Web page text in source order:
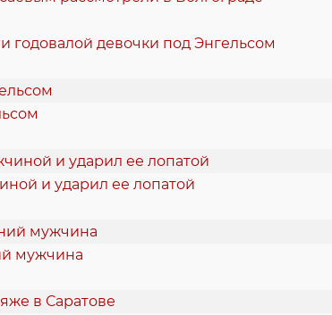
годовалой девочки под Энгельсом
и ударил ее лопатой
мужчина